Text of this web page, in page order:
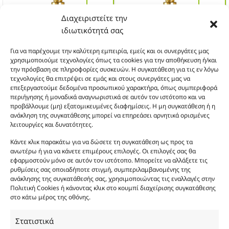
Διαχειριστείτε την
ιδιωτικότητά σας
Για να παρέχουμε την καλύτερη εμπειρία, εμείς και οι συνεργάτες μας
χρησιμοποιούμε τεχνολογίες όπως τα cookies για την αποθήκευση ή/και
την πρόσβαση σε πληροφορίες συσκευών. Η συγκατάθεση για τις εν λόγω
τεχνολογίες θα επιτρέψει σε εμάς και στους συνεργάτες μας να
επεξεργαστούμε δεδομένα προσωπικού χαρακτήρα, όπως συμπεριφορά
περιήγησης ή μοναδικά αναγνωριστικά σε αυτόν τον ιστότοπο και να
προβάλλουμε (μη) εξατομικευμένες διαφημίσεις. Η μη συγκατάθεση ή η
ανάκληση της συγκατάθεσης μπορεί να επηρεάσει αρνητικά ορισμένες
λειτουργίες και δυνατότητες.
Κάντε κλικ παρακάτω για να δώσετε τη συγκατάθεση ως προς τα
ανωτέρω ή για να κάνετε επιμέρους επιλογές. Οι επιλογές σας θα
εφαρμοστούν μόνο σε αυτόν τον ιστότοπο. Μπορείτε να αλλάξετε τις
ρυθμίσεις σας οποιαδήποτε στιγμή, συμπεριλαμβανομένης της
ανάκλησης της συγκατάθεσής σας, χρησιμοποιώντας τις εναλλαγές στην
Πολιτική Cookies ή κάνοντας κλικ στο κουμπί διαχείρισης συγκατάθεσης
στο κάτω μέρος της οθόνης.
Στατιστικά
πολλαπλές
παραλλαγές.
επιλογές
να
επιλεγούν
στη
σελίδα
του
προϊόντος
πολλαπλές
να
επιλεγούν
στη
σελίδα
του
προϊόντος
MP263
Θυμίζει Milione Gold Him
Αυτό
το
προϊόν
έχει
πολλαπλές
παραλλαγές.
Οι
επιλογές
MP110
Θυμίζει Phantom
το
προϊόν
έχει
πολλαπλές
παραλλαγές.
Οι
3 + 1
ΔΩΡΟ
3 + 1